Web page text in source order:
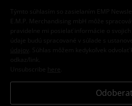
Týmto súhlasím so zasielaním EMP
E.M.P. Merchandising mbH môže
pravidelne mi posielať informácie o
údaje budú spracované v súlade s
údajov
. Súhlas môžem kedykoľvek
odkaz/link.
Unsubscribe here